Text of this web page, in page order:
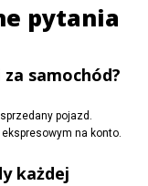
pytania
samochód?
pojazd.
na konto.
każdej